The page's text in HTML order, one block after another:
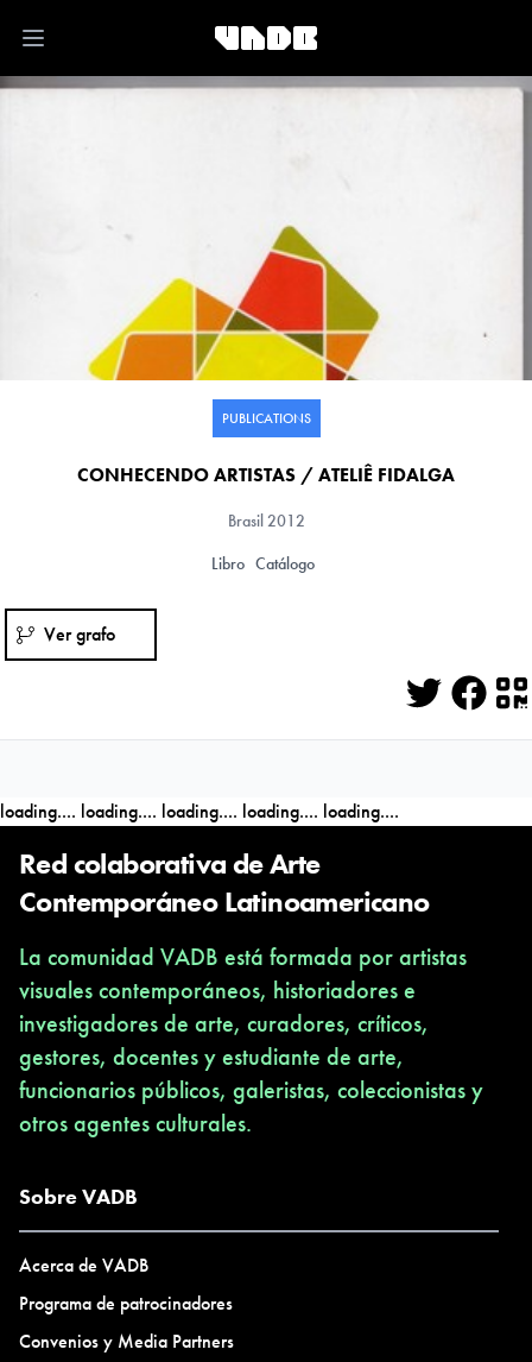
Open main menu
PUBLICATIONS
CONHECENDO ARTISTAS / ATELIÊ FIDALGA
Brasil2012
Libro Catálogo
Ver grafo
Twitter
loading.... loading.... loading.... loading.... loading....
Red colaborativa de Arte
Contemporáneo Latinoamericano
La comunidad VADB está formada por artistas
visuales contemporáneos, historiadores e
investigadores de arte, curadores, críticos,
gestores, docentes y estudiante de arte,
funcionarios públicos, galeristas, coleccionistas y
otros agentes culturales.
Sobre VADB
Acerca de VADB
Programa de patrocinadores
Convenios y Media Partners